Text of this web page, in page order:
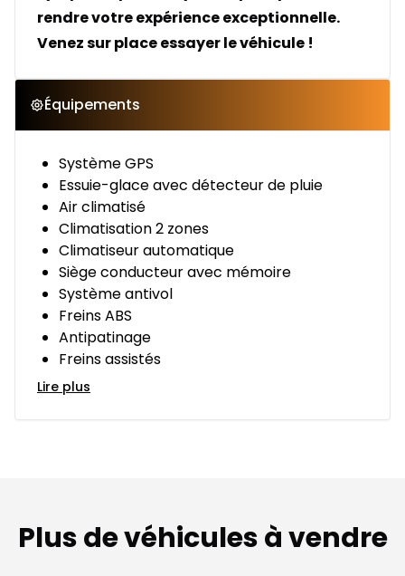
rendre votre expérience exceptionnelle.
Venez sur place essayer le véhicule !
Équipements
Système GPS
Essuie-glace avec détecteur de pluie
Air climatisé
Climatisation 2 zones
Climatiseur automatique
Siège conducteur avec mémoire
Système antivol
Freins ABS
Antipatinage
Freins assistés
Lire plus
Plus de véhicules à vendre